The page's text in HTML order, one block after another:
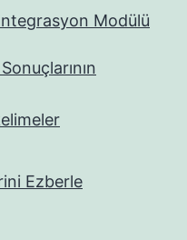
Modülü
Ezberle